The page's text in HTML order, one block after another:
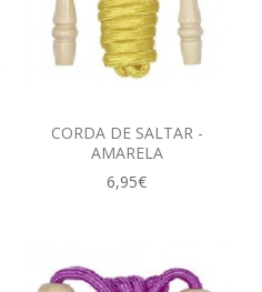
CORDA DE SALTAR -
AMARELA
6,95€